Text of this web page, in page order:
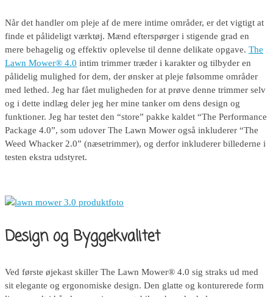
Når det handler om pleje af de mere intime områder, er det vigtigt at
finde et pålideligt værktøj. Mænd efterspørger i stigende grad en
mere behagelig og effektiv oplevelse til denne delikate opgave. The
Lawn Mower® 4.0 intim trimmer træder i karakter og tilbyder en
pålidelig mulighed for dem, der ønsker at pleje følsomme områder
med lethed. Jeg har fået muligheden for at prøve denne trimmer selv
og i dette indlæg deler jeg her mine tanker om dens design og
funktioner. Jeg har testet den “store” pakke kaldet “The Performance
Package 4.0”, som udover The Lawn Mower også inkluderer “The
Weed Whacker 2.0” (næsetrimmer), og derfor inkluderer billederne i
testen ekstra udstyret.
Design og Byggekvalitet
Ved første øjekast skiller The Lawn Mower® 4.0 sig straks ud med
sit elegante og ergonomiske design. Den glatte og konturerede form